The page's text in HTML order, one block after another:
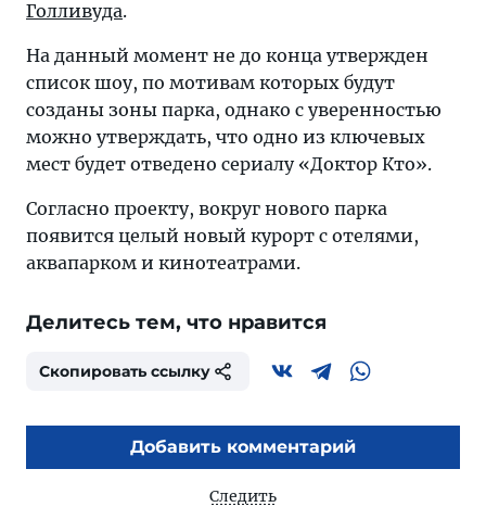
Голливуда.
На данный момент не до конца утвержден
список шоу, по мотивам которых будут
созданы зоны парка, однако с уверенностью
можно утверждать, что одно из ключевых
мест будет отведено сериалу «Дoктор Кто».
Согласно проекту, вокруг нового парка
появится целый новый курорт с отелями,
аквапарком и кинотеатрами.
Делитесь тем, что нравится
Скопировать ссылку
Добавить комментарий
Следить